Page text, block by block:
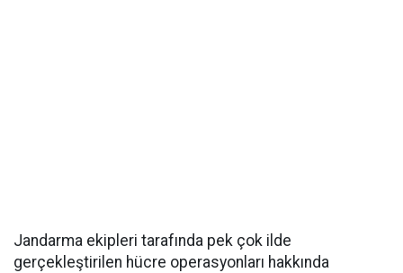
Jandarma ekipleri tarafında pek çok ilde
gerçekleştirilen hücre operasyonları hakkında